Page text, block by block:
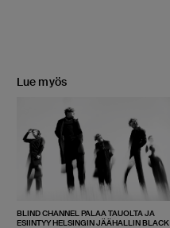
Lue myös
BLIND CHANNEL PALAA TAUOLTA JA
ESIINTYY HELSINGIN JÄÄHALLIN BLACK